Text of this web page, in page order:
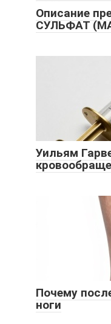
Описание
СУЛЬФАТ
Уильям
Почему
ноги